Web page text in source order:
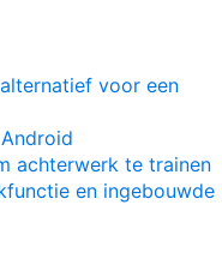
voor een
achterwerk te trainen
en ingebouwde